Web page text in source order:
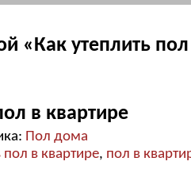
«Как утеплить
в квартире
Пол дома
пол в квартире, пол в